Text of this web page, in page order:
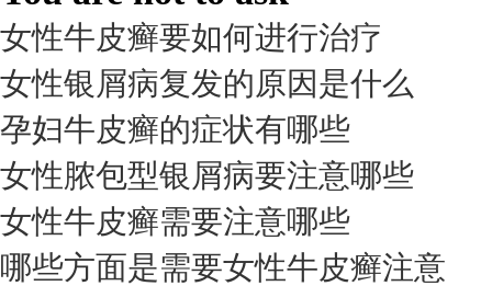
我要咨询我要预约
擅长： 杨成平 互联网门诊主任【医生简介】 毕业于长江...[详情]
女性牛皮癣要如何进行治疗
女性银屑病复发的原因是什么
孕妇牛皮癣的症状有哪些
女性脓包型银屑病要注意哪些
女性牛皮癣需要注意哪些
哪些方面是需要女性牛皮癣注意